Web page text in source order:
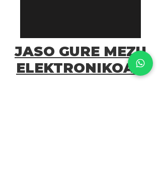
JASO GURE MEZU
ELEKTRONIKOAK